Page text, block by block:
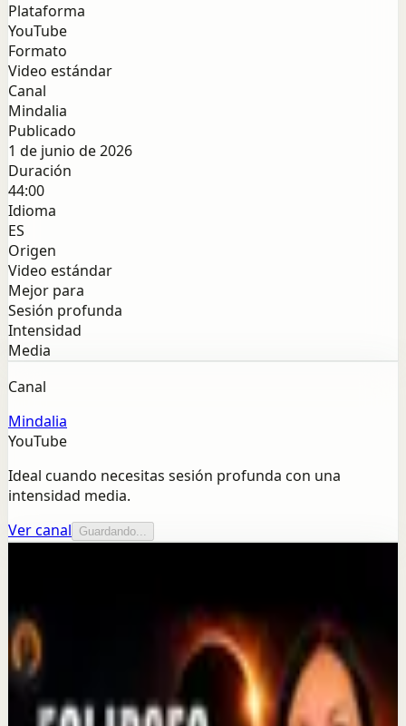
Plataforma
YouTube
Formato
Video estándar
Canal
Mindalia
Publicado
1 de junio de 2026
Duración
44:00
Idioma
ES
Origen
Video estándar
Mejor para
Sesión profunda
Intensidad
Media
Canal
Mindalia
YouTube
Ideal cuando necesitas sesión profunda con una
intensidad media.
Ver canal
Guardando...
Seguir explorando
Reset rápido
🐶 ¿Y si muchas de las cosas que haces por tu